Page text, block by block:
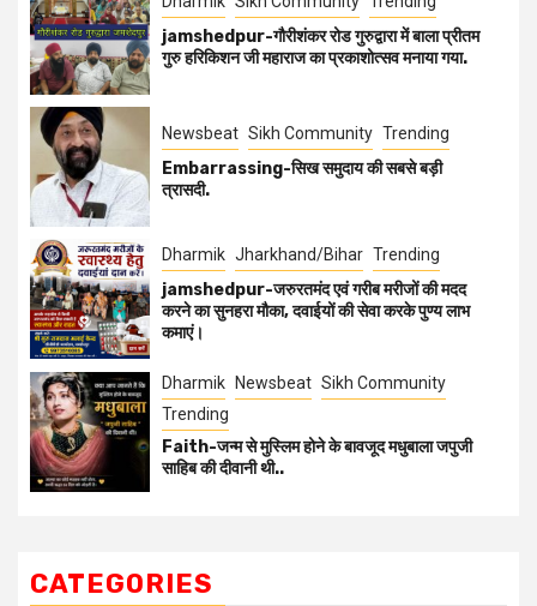
jamshedpur-गौरीशंकर रोड गुरुद्वारा में बाला प्रीतम
गुरु हरिकिशन जी महाराज का प्रकाशोत्सव मनाया गया.
Newsbeat Sikh Community Trending
Embarrassing-सिख समुदाय की सबसे बड़ी
त्रासदी.
Dharmik Jharkhand/Bihar Trending
jamshedpur-जरुरतमंद एवं गरीब मरीजों की मदद
करने का सुनहरा मौका, दवाईयों की सेवा करके पुण्य लाभ
कमाएं।
Dharmik Newsbeat Sikh Community
Trending
Faith-जन्म से मुस्लिम होने के बावजूद मधुबाला जपुजी
साहिब की दीवानी थी..
CATEGORIES